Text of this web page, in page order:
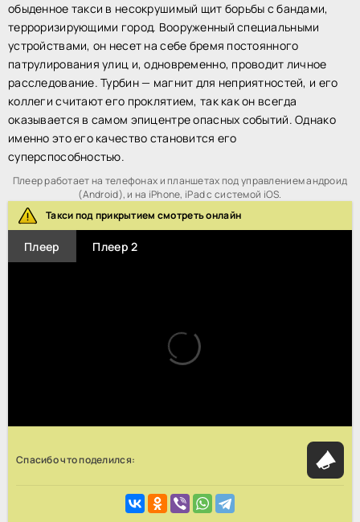
обыденное такси в несокрушимый щит борьбы с бандами,
терроризирующими город. Вооруженный специальными
устройствами, он несет на себе бремя постоянного
патрулирования улиц и, одновременно, проводит личное
расследование. Турбин — магнит для неприятностей, и его
коллеги считают его проклятием, так как он всегда
оказывается в самом эпицентре опасных событий. Однако
именно это его качество становится его
суперспособностью.
Плеер работает на телефонах и планшетах под управлением андроид
(Android), и на iPhone, iPad с системой iOS.
Такси под прикрытием смотреть онлайн
Плеер Плеер 2
Спасибо что поделился: